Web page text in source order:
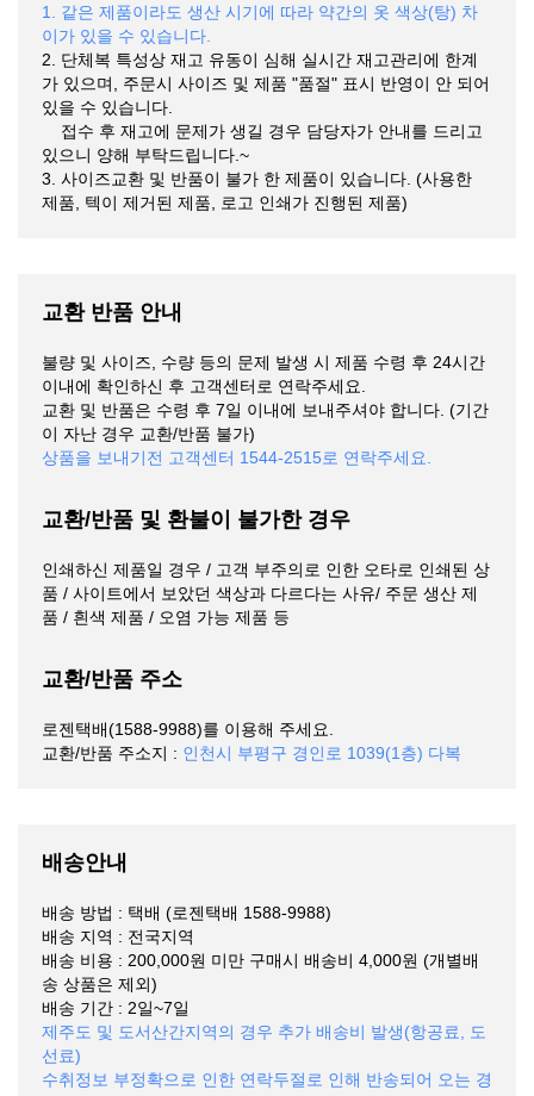
1. 같은 제품이라도 생산 시기에 따라 약간의 옷 색상(탕) 차
이가 있을 수 있습니다.
2. 단체복 특성상 재고 유동이 심해 실시간 재고관리에 한계
가 있으며, 주문시 사이즈 및 제품 "품절" 표시 반영이 안 되어
있을 수 있습니다.
접수 후 재고에 문제가 생길 경우 담당자가 안내를 드리고
있으니 양해 부탁드립니다.~
3. 사이즈교환 및 반품이 불가 한 제품이 있습니다. (사용한
제품, 텍이 제거된 제품, 로고 인쇄가 진행된 제품)
교환 반품 안내
불량 및 사이즈, 수량 등의 문제 발생 시 제품 수령 후 24시간
이내에 확인하신 후 고객센터로 연락주세요.
교환 및 반품은 수령 후 7일 이내에 보내주셔야 합니다. (기간
이 자난 경우 교환/반품 불가)
상품을 보내기전 고객센터 1544-2515로 연락주세요.
교환/반품 및 환불이 불가한 경우
인쇄하신 제품일 경우 / 고객 부주의로 인한 오타로 인쇄된 상
품 / 사이트에서 보았던 색상과 다르다는 사유/ 주문 생산 제
품 / 흰색 제품 / 오염 가능 제품 등
교환/반품 주소
로젠택배(1588-9988)를 이용해 주세요.
교환/반품 주소지 : 인천시 부평구 경인로 1039(1층) 다복
배송안내
배송 방법 : 택배 (로젠택배 1588-9988)
배송 지역 : 전국지역
배송 비용 : 200,000원 미만 구매시 배송비 4,000원 (개별배
송 상품은 제외)
배송 기간 : 2일~7일
제주도 및 도서산간지역의 경우 추가 배송비 발생(항공료, 도
선료)
수취정보 부정확으로 인한 연락두절로 인해 반송되어 오는 경